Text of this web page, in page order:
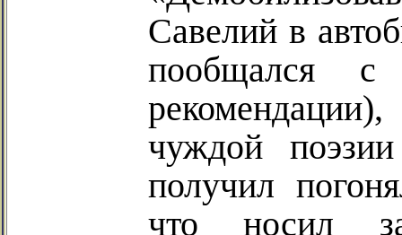
Савелий в
пообщался с
чуждой
получил
что носил